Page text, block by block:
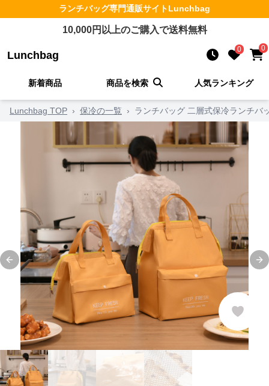
ランチバッグ専門通販サイトLunchbag
10,000円以上のご購入で送料無料
Lunchbag 0 0
新着商品 商品を検索 人気ランキング
Lunchbag TOP › 保冷の一覧 › ランチバッグ 二層式保冷ランチバ
Previous slide